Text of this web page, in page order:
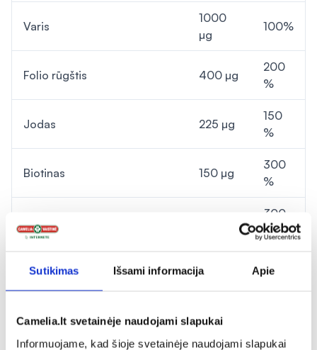
Sutikimas Išsami informacija Apie
Camelia.lt svetainėje naudojami slapukai
Informuojame, kad šioje svetainėje naudojami slapukai
Varis
1000
µg
100%
Folio rūgštis 400 µg
200
%
Jodas 225 µg
150
%
Biotinas 150 µg
300
%
Molibdenas
300
%
Selenas 126 µg
%
Chromas 25 µg 63 %